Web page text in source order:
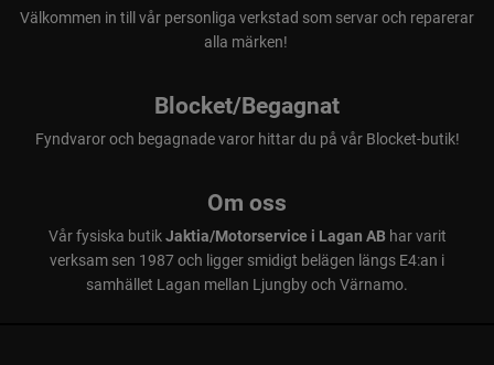
Välkommen in till vår personliga verkstad som servar och reparerar
alla märken!
Blocket/Begagnat
Fyndvaror och begagnade varor hittar du på vår Blocket-butik!
Om oss
Vår fysiska butikJaktia/Motorservice i Lagan ABhar varit
verksam sen 1987 och ligger smidigt belägen längs E4:an i
samhället Lagan mellan Ljungby och Värnamo.